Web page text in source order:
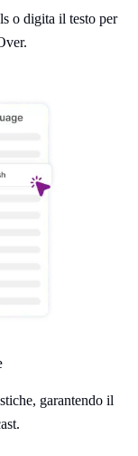
o digita il testo per
garantendo il